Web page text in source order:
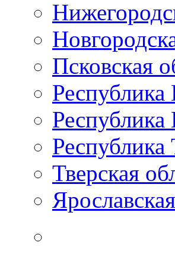
Псковская
Республика
Республика
Тверская